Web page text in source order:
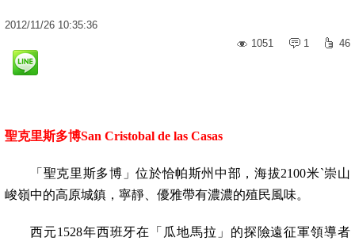
2012/11/26 10:35:36
1051
1 46
聖克里斯多博San Cristobal de las Casas
「聖克里斯多博」位於恰帕斯州中部，海拔2100米`崇山
峻嶺中的高原城鎮，寧靜、優雅帶有濃濃的殖民風味。
西元1528年西班牙在「瓜地馬拉」的探險遠征軍領導者